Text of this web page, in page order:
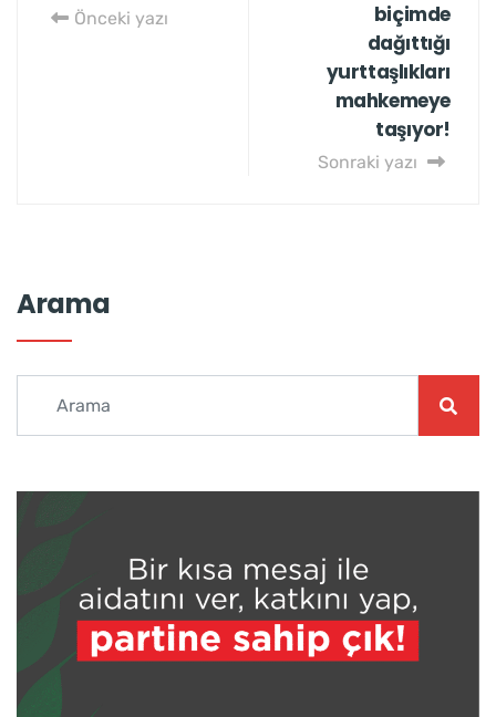
Önceki yazı
biçimde
dağıttığı
yurttaşlıkları
mahkemeye
taşıyor!
Sonraki yazı
Arama